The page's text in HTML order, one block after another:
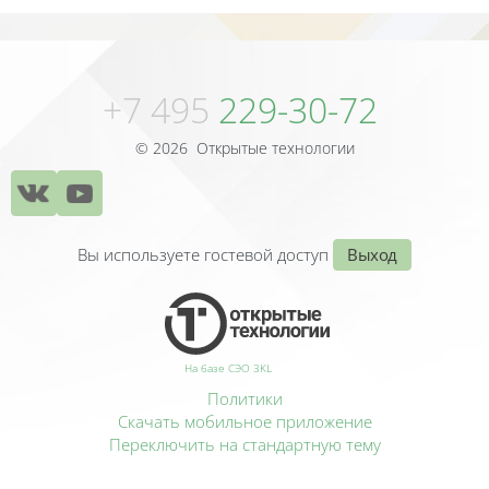
+7 495 229-30-72
© 2026 Открытые технологии
Вы используете гостевой доступ Выход
На базе СЭО 3KL
Политики
Скачать мобильное приложение
Переключить на стандартную тему